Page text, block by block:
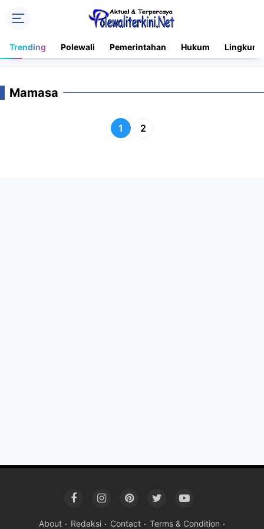
Trending Polewali Pemerintahan Hukum
Mamasa
1 2
About Redaksi Contact Terms & Condition